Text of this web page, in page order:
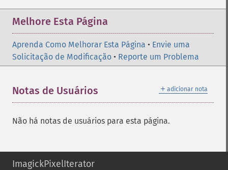
Melhore Esta Página
Aprenda Como Melhorar Esta Página • Envie uma
Solicitação de Modificação • Reporte um Problema
＋ adicionar nota
Notas de Usuários
Não há notas de usuários para esta página.
ImagickPixelIterator